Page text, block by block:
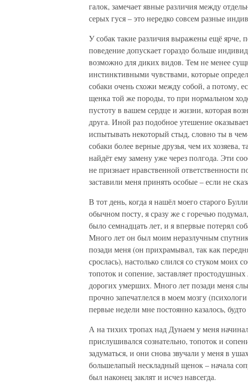
галок, замечает явные различия между
серых гуся – это нередко совсем разные
У собак такие различия выражены ещё
поведение допускает гораздо больше
возможно для диких видов. Тем не менее
инстинктивными чувствами, которые
собаки очень схожи между собой, а потому,
щенка той же породы, то при нормальном
пустоту в вашем сердце и жизни, которая
друга. Иной раз подобное утешение
испытывать некоторый стыд, словно ты в
собаки более верные друзья, чем их хозяева,
найдёт ему замену уже через полгода. Эти
не признает нравственной
заставили меня принять особые – если не
В тот день, когда я нашёл моего старого
обычном посту, я сразу же с горечью
было семнадцать лет, и я впервые потерял
Много лет он был моим неразлучным
позади меня (он прихрамывал, так как
срослась), настолько слился со стуком моих
топоток и сопение, заставляет
дорогих умерших. Много лет позади меня
прочно запечатлелся в моем мозгу
первые недели мне постоянно казалось,
А на тихих тропах над Дунаем у меня
прислушивался сознательно, топоток и
задуматься, и они снова звучали у меня в
большелапый нескладный щенок – начала
был наконец заклят и исчез навсегда.